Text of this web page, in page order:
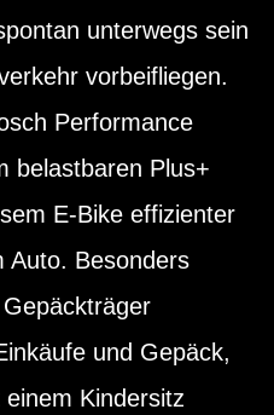
unterwegs sein
vorbeifliegen.
Performance
belastbaren Plus+
E-Bike effizienter
Auto. Besonders
und Gepäck,
Kindersitz